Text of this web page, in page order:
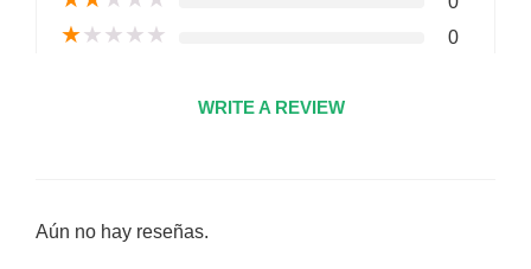
★★★★★ 0
WRITE A REVIEW
Aún no hay reseñas.